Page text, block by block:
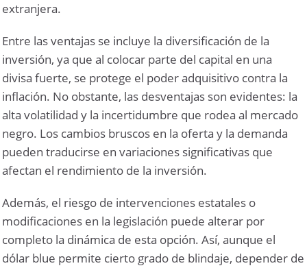
extranjera.
Entre las ventajas se incluye la diversificación de la
inversión, ya que al colocar parte del capital en una
divisa fuerte, se protege el poder adquisitivo contra la
inflación. No obstante, las desventajas son evidentes: la
alta volatilidad y la incertidumbre que rodea al mercado
negro. Los cambios bruscos en la oferta y la demanda
pueden traducirse en variaciones significativas que
afectan el rendimiento de la inversión.
Además, el riesgo de intervenciones estatales o
modificaciones en la legislación puede alterar por
completo la dinámica de esta opción. Así, aunque el
dólar blue permite cierto grado de blindaje, depender de